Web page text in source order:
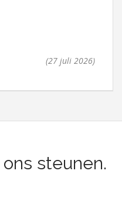
(27 juli 2026)
steunen.